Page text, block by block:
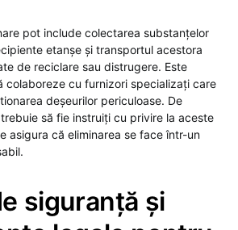
pot include colectarea substanțelor
etanșe și transportul acestora
de reciclare sau distrugere. Este
colaboreze cu furnizori specializați care
deșeurilor periculoase. De
să fie instruiți cu privire la aceste
asigura că eliminarea se face într-un
siguranță și